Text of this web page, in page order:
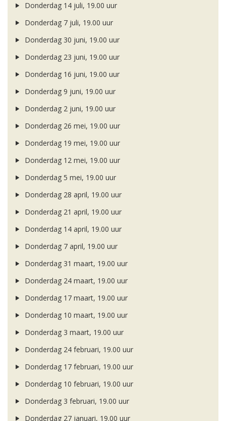
Donderdag 14 juli, 19.00 uur
Donderdag 7 juli, 19.00 uur
Donderdag 30 juni, 19.00 uur
Donderdag 23 juni, 19.00 uur
Donderdag 16 juni, 19.00 uur
Donderdag 9 juni, 19.00 uur
Donderdag 2 juni, 19.00 uur
Donderdag 26 mei, 19.00 uur
Donderdag 19 mei, 19.00 uur
Donderdag 12 mei, 19.00 uur
Donderdag 5 mei, 19.00 uur
Donderdag 28 april, 19.00 uur
Donderdag 21 april, 19.00 uur
Donderdag 14 april, 19.00 uur
Donderdag 7 april, 19.00 uur
Donderdag 31 maart, 19.00 uur
Donderdag 24 maart, 19.00 uur
Donderdag 17 maart, 19.00 uur
Donderdag 10 maart, 19.00 uur
Donderdag 3 maart, 19.00 uur
Donderdag 24 februari, 19.00 uur
Donderdag 17 februari, 19.00 uur
Donderdag 10 februari, 19.00 uur
Donderdag 3 februari, 19.00 uur
Donderdag 27 januari, 19.00 uur